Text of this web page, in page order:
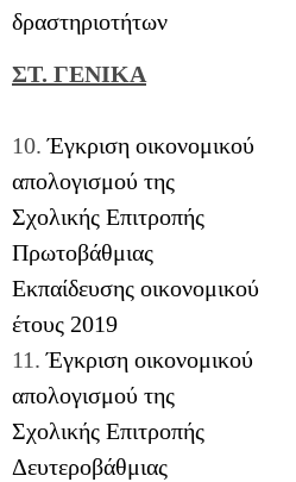
δραστηριοτήτων
ΣΤ. ΓΕΝΙΚΑ
10.Έγκριση οικονομικού
απολογισμού της
Σχολικής Επιτροπής
Πρωτοβάθμιας
Εκπαίδευσης οικονομικού
έτους 2019
11.Έγκριση οικονομικού
απολογισμού της
Σχολικής Επιτροπής
Δευτεροβάθμιας